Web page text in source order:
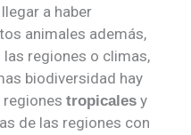
a haber
animales además,
regiones o climas,
biodiversidad hay
tropicales y
de las regiones con